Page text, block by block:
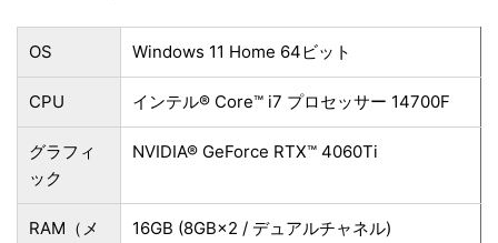
OS Windows 11 Home 64ビット
CPU インテル® Core™ i7 プロセッサー 14700F
グラフィ
ック
NVIDIA® GeForce RTX™ 4060Ti
RAM（メ
16GB (8GB×2 / デュアルチャネル)